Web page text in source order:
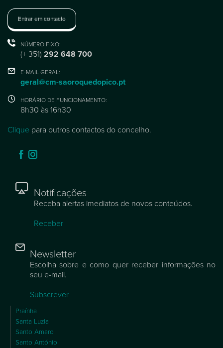
Entrar em contacto
NÚMERO FIXO:
(+ 351) 292 648 700
E-MAIL GERAL:
geral@cm-saoroquedopico.pt
HORÁRIO DE FUNCIONAMENTO:
8h30 às 16h30
Clique para outros contactos do concelho.
Notificações
Receba alertas imediatos de novos conteúdos.
Receber
Newsletter
Escolha sobre e como quer receber informações no
seu e-mail.
Subscrever
Praínha
Santa Luzia
Santo Amaro
Santo António